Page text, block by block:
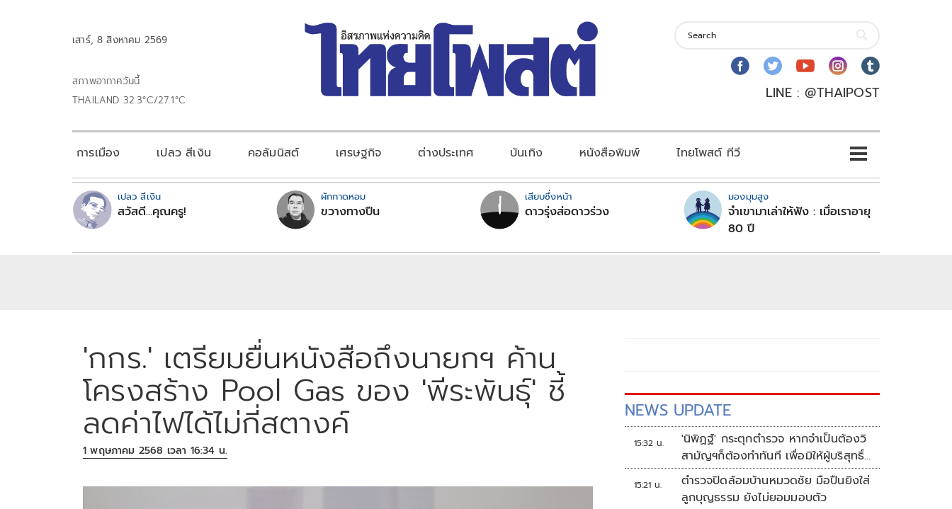
เสาร์, 8 สิงหาคม 2569
สภาพอากาศวันนี้
THAILAND 32.3°C/27.1°C
LINE : @THAIPOST
การเมือง เปลว สีเงิน คอลัมนิสต์ เศรษฐกิจ ต่างประเทศ บันเทิง หนังสือพิมพ์ ไทยโพสต์ ทีวี
เปลว สีเงิน
สวัสดี...คุณครู!
ผักกาดหอม
ขวางทางปืน
เสียบซึ่งหน้า
ดาวรุ่งส่อดาวร่วง
มองมุมสูง
จำเขามาเล่าให้ฟัง : เมื่อเราอายุ
80 ปี
'กกร.' เตรียมยื่นหนังสือถึงนายกฯ ค้าน
โครงสร้าง Pool Gas ของ 'พีระพันธุ์' ชี้
ลดค่าไฟได้ไม่กี่สตางค์
1 พฤษภาคม 2568 เวลา 16:34 น.
NEWS UPDATE
15:32 น.
'นิพิฏฐ์' กระตุกตำรวจ หากจำเป็นต้องวิ
สามัญฯก็ต้องทำทันที เพื่อมิให้ผู้บริสุทธิ์
เสียชีวิตเพิ่ม
15:21 น.
ตำรวจปิดล้อมบ้านหมวดชัย มือปืนยิงใส่
ลูกบุญธรรม ยังไม่ยอมมอบตัว